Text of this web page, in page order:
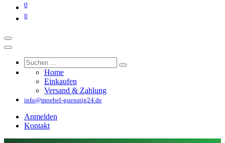
0
0
Home
Einkaufen
Versand & Zahlung
info@moebel-guenstig24.de
Anmelden
Kontakt